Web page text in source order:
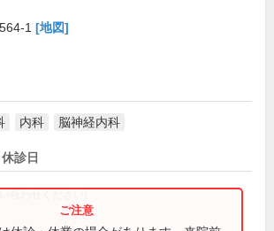
1 [地図]
内科 脳神経内科
診日
合わせください)